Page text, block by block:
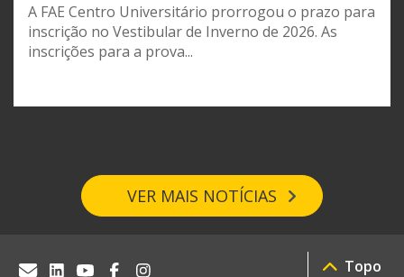
A FAE Centro Universitário prorrogou o prazo para
inscrição no Vestibular de Inverno de 2026. As
inscrições para a prova...
VER MAIS NOTÍCIAS
Topo